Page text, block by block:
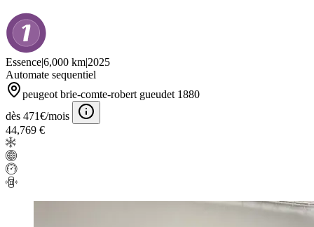
Essence|6,000 km|2025
Automate sequentiel
peugeot brie-comte-robert gueudet 1880
dès 471€/mois
44,769 €